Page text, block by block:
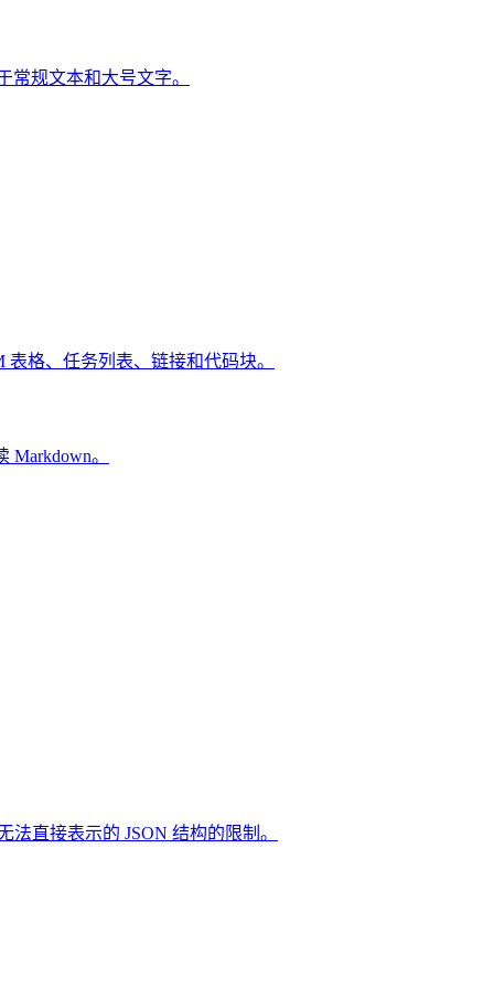
规文本和大号文字。
格、任务列表、链接和代码块。
。
直接表示的 JSON 结构的限制。